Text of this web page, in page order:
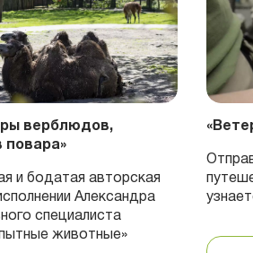
верблюдов,
повара»
и бодатая авторская
Александра
специалиста
животные»